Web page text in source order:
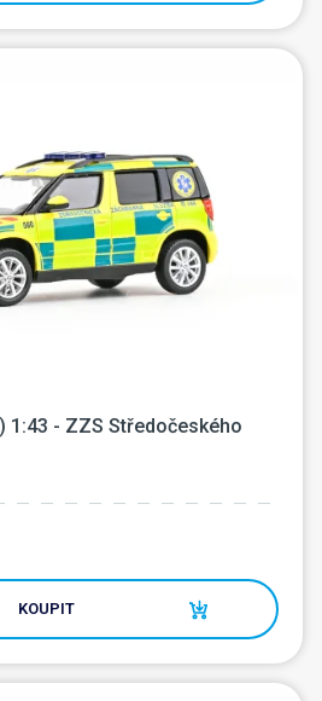
1:43 - ZZS Středočeského
KOUPIT